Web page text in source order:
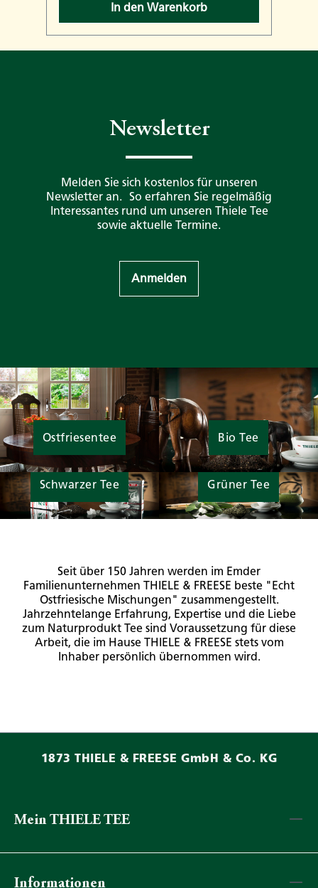
In den Warenkorb
Newsletter
Melden Sie sich kostenlos für unseren
Newsletter an. So erfahren Sie regelmäßig
Interessantes rund um unseren Thiele Tee
sowie aktuelle Termine.
Anmelden
Ostfriesentee Bio Tee
Schwarzer Tee Grüner Tee
Seit über 150 Jahren werden im Emder
Familienunternehmen THIELE & FREESE beste "Echt
Ostfriesische Mischungen" zusammengestellt.
Jahrzehntelange Erfahrung, Expertise und die Liebe
zum Naturprodukt Tee sind Voraussetzung für diese
Arbeit, die im Hause THIELE & FREESE stets vom
Inhaber persönlich übernommen wird.
1873 THIELE & FREESE GmbH & Co. KG
Mein THIELE TEE
Informationen